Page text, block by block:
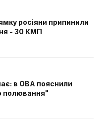
росіяни припинили
- 30 КМП
в ОВА пояснили
полювання"